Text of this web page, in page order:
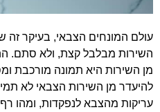
עולם המונחים הצבאי, בעיקר זה
השירות מבלבל קצת, ולא סתם.
מן השירות היא תמונה מורכבת
להיעדר מן השירות הצבאי לא
עריקות מהצבא לנפקדות, ומהו